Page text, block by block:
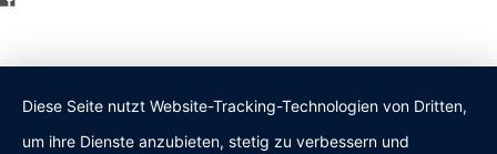
Diese Seite nutzt Website-Tracking-Technologien von Dritten,
um ihre Dienste anzubieten, stetig zu verbessern und